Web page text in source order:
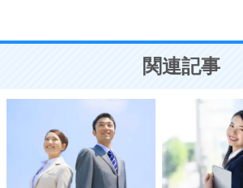
ことが大切。
関連記事